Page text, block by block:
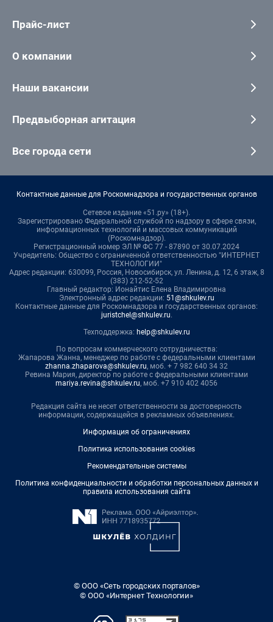
Прайс-лист
О компании
Наши вакансии
Предвыборная агитация
Все города сети
Контактные данные для Роскомнадзора и государственных органов
Сетевое издание «51.ру» (18+).
Зарегистрировано Федеральной службой по надзору в сфере связи,
информационных технологий и массовых коммуникаций
(Роскомнадзор).
Регистрационный номер ЭЛ № ФС 77 - 87890 от 30.07.2024
Учредитель: Общество с ограниченной ответственностью "ИНТЕРНЕТ
ТЕХНОЛОГИИ"
Адрес редакции: 630099, Россия, Новосибирск, ул. Ленина, д. 12, 6 этаж, 8
(383) 212-52-52
Главный редактор: Ионайтис Елена Владимировна
Электронный адрес редакции: 51@shkulev.ru
Контактные данные для Роскомнадзора и государственных органов:
juristchel@shkulev.ru.
Техподдержка: help@shkulev.ru
По вопросам коммерческого сотрудничества:
Жапарова Жанна, менеджер по работе с федеральными клиентами
zhanna.zhaparova@shkulev.ru, моб. + 7 982 640 34 32
Ревина Мария, директор по работе с федеральными клиентами
mariya.revina@shkulev.ru, моб. +7 910 402 4056
Редакция сайта не несет ответственности за достоверность
информации, содержащейся в рекламных объявлениях.
Информация об ограничениях
Политика использования cookies
Рекомендательные системы
Политика конфиденциальности и обработки персональных данных и
правила использования сайта
© ООО «Сеть городских порталов»
© ООО «Интернет Технологии»